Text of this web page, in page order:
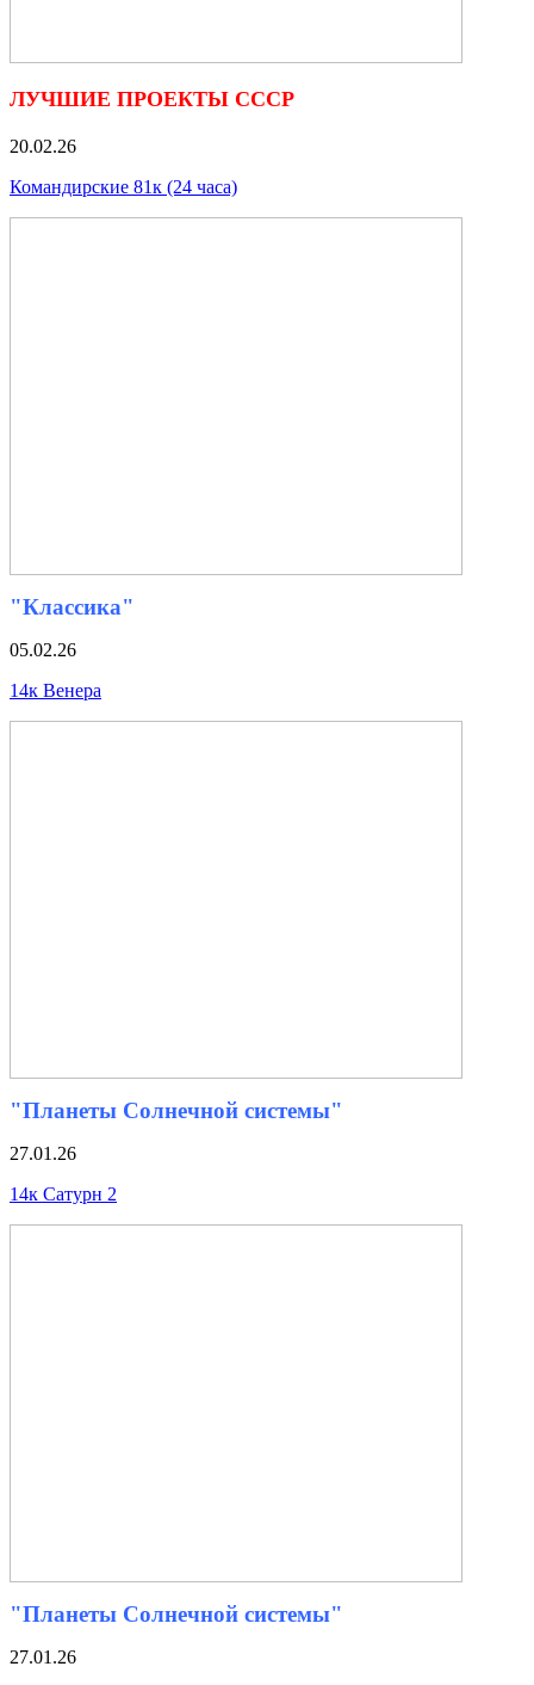
ЛУЧШИЕ ПРОЕКТЫ СССР
20.02.26
Командирские 81к (24 часа)
"Классика"
05.02.26
14к Венера
"Планеты Солнечной системы"
27.01.26
14к Сатурн 2
"Планеты Солнечной системы"
27.01.26